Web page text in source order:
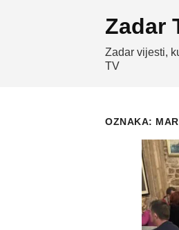
Zadar
Zadar vijesti,
TV
OZNAKA: